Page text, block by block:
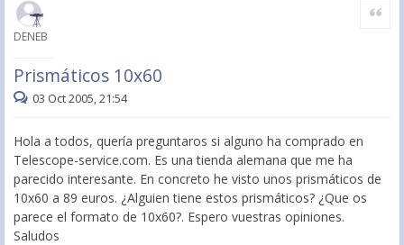
DENEB
Prismáticos 10x60
Citar
03 Oct 2005, 21:54
Hola a todos, quería preguntaros si alguno ha comprado en
Telescope-service.com. Es una tienda alemana que me ha
parecido interesante. En concreto he visto unos prismáticos de
10x60 a 89 euros. ¿Alguien tiene estos prismáticos? ¿Que os
parece el formato de 10x60?. Espero vuestras opiniones.
Saludos